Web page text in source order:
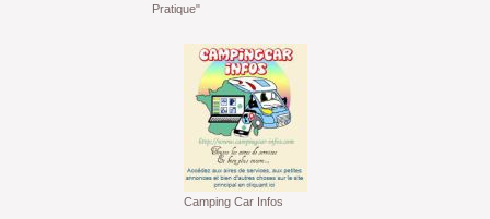
Pratique"
Camping Car Infos